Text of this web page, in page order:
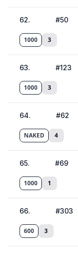
62. #50
1000 3
63. #123
1000 3
64. #62
NAKED 4
65. #69
1000 1
66. #303
600 3